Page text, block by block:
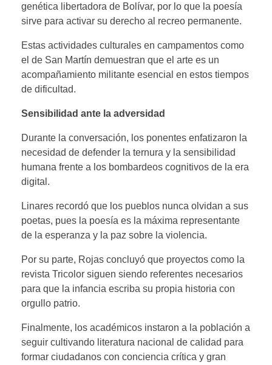
genética libertadora de Bolívar, por lo que la poesía
sirve para activar su derecho al recreo permanente.
Estas actividades culturales en campamentos como
el de San Martín demuestran que el arte es un
acompañamiento militante esencial en estos tiempos
de dificultad.
Sensibilidad ante la adversidad
Durante la conversación, los ponentes enfatizaron la
necesidad de defender la ternura y la sensibilidad
humana frente a los bombardeos cognitivos de la era
digital.
Linares recordó que los pueblos nunca olvidan a sus
poetas, pues la poesía es la máxima representante
de la esperanza y la paz sobre la violencia.
Por su parte, Rojas concluyó que proyectos como la
revista Tricolor siguen siendo referentes necesarios
para que la infancia escriba su propia historia con
orgullo patrio.
Finalmente, los académicos instaron a la población a
seguir cultivando literatura nacional de calidad para
formar ciudadanos con conciencia crítica y gran